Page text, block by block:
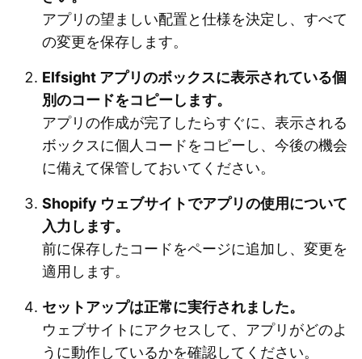
アプリの望ましい配置と仕様を決定し、すべて
の変更を保存します。
Elfsight アプリのボックスに表示されている個
別のコードをコピーします。
アプリの作成が完了したらすぐに、表示される
ボックスに個人コードをコピーし、今後の機会
に備えて保管しておいてください。
Shopify ウェブサイトでアプリの使用について
入力します。
前に保存したコードをページに追加し、変更を
適用します。
セットアップは正常に実行されました。
ウェブサイトにアクセスして、アプリがどのよ
うに動作しているかを確認してください。